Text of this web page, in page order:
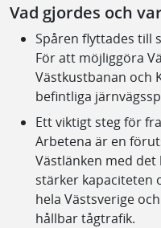
Vad gjordes och
Spåren flyttades till
För att möjliggöra
Västkustbanan och
befintliga
Ett viktigt steg för
Arbetena är en
Västlänken med
stärker kapaciteten
hela Västsverige
hållbar tågtrafik.